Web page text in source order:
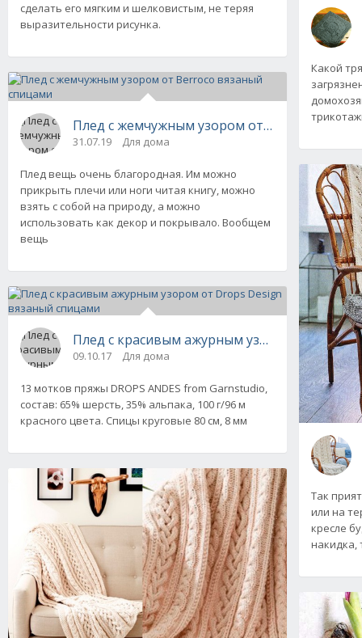
сделать его мягким и шелковистым, не теряя
выразительности рисунка.
Плед с жемчужным узором от Berroco
31.07.19 Для дома
Плед вещь очень благородная. Им можно
прикрыть плечи или ноги читая книгу, можно
взять с собой на природу, а можно
использовать как декор и покрывало. Вообщем
вещь
Плед с красивым ажурным узором от Drops
09.10.17 Для дома
13 мотков пряжы DROPS ANDES from Garnstudio,
состав: 65% шерсть, 35% альпака, 100 г/96 м
красного цвета. Спицы круговые 80 см, 8 мм
Какой
Так
или на
кресле
накидка,